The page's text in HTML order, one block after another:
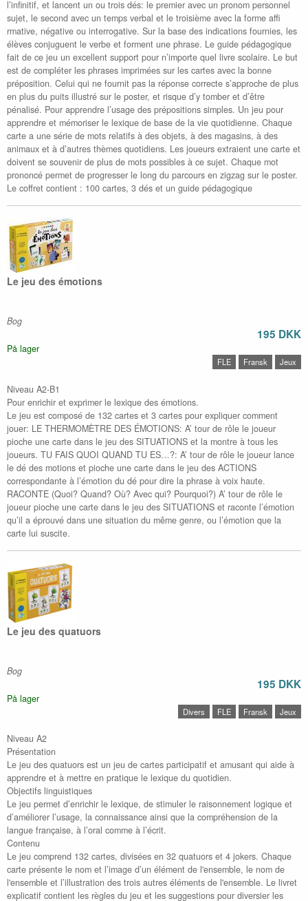
l’infinitif, et lancent un ou trois dés: le premier avec un pronom personnel
sujet, le second avec un temps verbal et le troisième avec la forme affi
rmative, négative ou interrogative. Sur la base des indications fournies, les
élèves conjuguent le verbe et forment une phrase. Le guide pédagogique
fait de ce jeu un excellent support pour n’importe quel livre scolaire. Le but
est de compléter les phrases imprimées sur les cartes avec la bonne
préposition. Celui qui ne fournit pas la réponse correcte s’approche de plus
en plus du puits illustré sur le poster, et risque d’y tomber et d’être
pénalisé. Pour apprendre l’usage des prépositions simples. Un jeu pour
apprendre et mémoriser le lexique de base de la vie quotidienne. Chaque
carte a une série de mots relatifs à des objets, à des magasins, à des
animaux et à d’autres thèmes quotidiens. Les joueurs extraient une carte et
doivent se souvenir de plus de mots possibles à ce sujet. Chaque mot
prononcé permet de progresser le long du parcours en zigzag sur le poster.
Le coffret contient : 100 cartes, 3 dés et un guide pédagogique
Le jeu des émotions
Bog
195 DKK
På lager
FLE Fransk Jeux
Niveau A2-B1
Pour enrichir et exprimer le lexique des émotions.
Le jeu est composé de 132 cartes et 3 cartes pour expliquer comment
jouer: LE THERMOMÈTRE DES ÉMOTIONS: A’ tour de rôle le joueur
pioche une carte dans le jeu des SITUATIONS et la montre à tous les
joueurs. TU FAIS QUOI QUAND TU ES…?: A’ tour de rôle le joueur lance
le dé des motions et pioche une carte dans le jeu des ACTIONS
correspondante à l’émotion du dé pour dire la phrase à voix haute.
RACONTE (Quoi? Quand? Où? Avec qui? Pourquoi?) A’ tour de rôle le
joueur pioche une carte dans le jeu des SITUATIONS et raconte l’émotion
qu’il a éprouvé dans une situation du même genre, ou l’émotion que la
carte lui suscite.
Le jeu des quatuors
Bog
195 DKK
På lager
Divers FLE Fransk Jeux
Niveau A2
Présentation
Le jeu des quatuors est un jeu de cartes participatif et amusant qui aide à
apprendre et à mettre en pratique le lexique du quotidien.
Objectifs linguistiques
Le jeu permet d’enrichir le lexique, de stimuler le raisonnement logique et
d’améliorer l’usage, la connaissance ainsi que la compréhension de la
langue française, à l’oral comme à l’écrit.
Contenu
Le jeu comprend 132 cartes, divisées en 32 quatuors et 4 jokers. Chaque
carte présente le nom et l’image d’un élément de l'ensemble, le nom de
l'ensemble et l’illustration des trois autres éléments de l'ensemble. Le livret
explicatif contient les règles du jeu et les suggestions pour diversier les